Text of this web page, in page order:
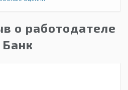
о работодателе